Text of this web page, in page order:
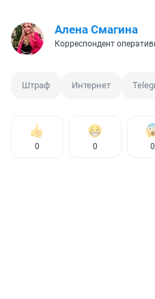
Алена Смагина
Корреспондент
Штраф Интернет
0 0 0